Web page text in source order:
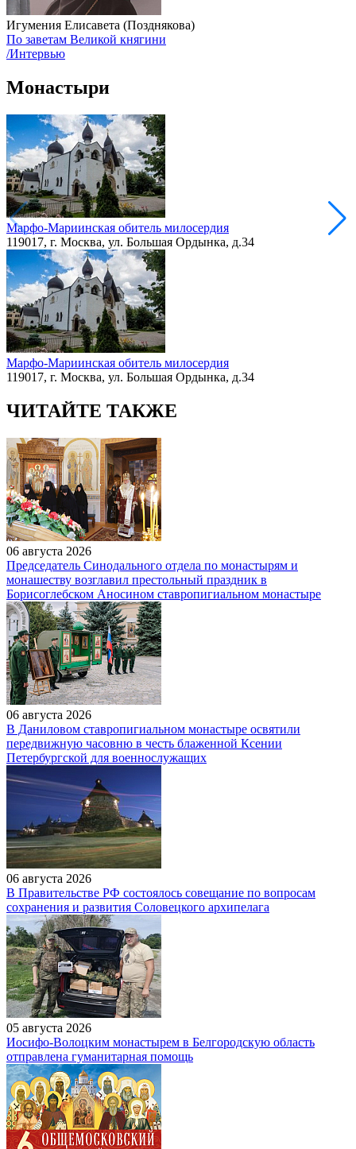
Игумения Елисавета (Позднякова)
По заветам Великой княгини
/Интервью
Монастыри
Марфо-Мариинская обитель милосердия
119017, г. Москва, ул. Большая Ордынка, д.34
Марфо-Мариинская обитель милосердия
119017, г. Москва, ул. Большая Ордынка, д.34
ЧИТАЙТЕ ТАКЖЕ
06 августа 2026
Председатель Синодального отдела по монастырям и
монашеству возглавил престольный праздник в
Борисоглебском Аносином ставропигиальном монастыре
06 августа 2026
В Даниловом ставропигиальном монастыре освятили
передвижную часовню в честь блаженной Ксении
Петербургской для военнослужащих
06 августа 2026
В Правительстве РФ состоялось совещание по вопросам
сохранения и развития Соловецкого архипелага
05 августа 2026
Иосифо-Волоцким монастырем в Белгородскую область
отправлена гуманитарная помощь